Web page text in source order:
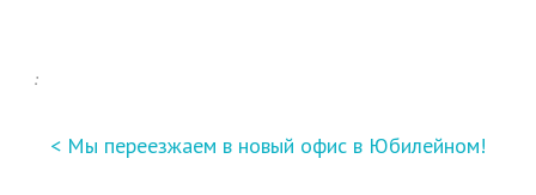
:
< Мы переезжаем в новый офис в Юбилейном!